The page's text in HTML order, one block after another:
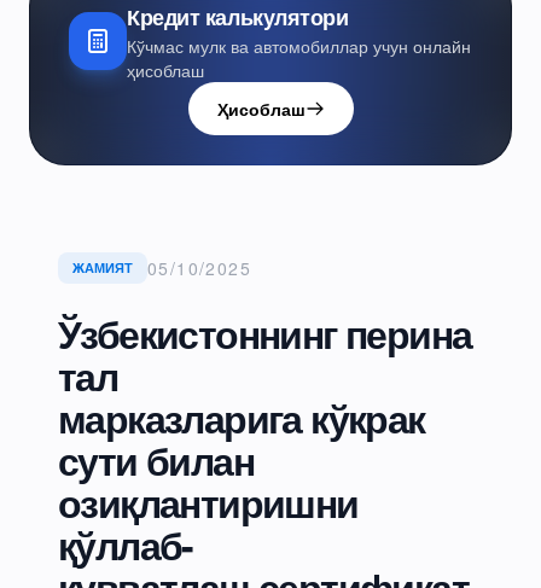
Кредит калькулятори
Кўчмас мулк ва автомобиллар учун онлайн
ҳисоблаш
Ҳисоблаш
ЖАМИЯТ 05/10/2025
Ўзбекистоннинг перина
тал
марказларига кўкрак
сути билан
озиқлантиришни
қўллаб-